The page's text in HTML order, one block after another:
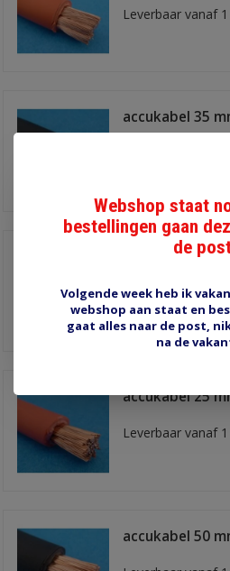
Leverbaar vanaf
accukabel 35
zwart
accukabel 25
Leverbaar vanaf
accukabel 25
Leverbaar vanaf
accukabel 50
Webshop staat
bestellingen gaan
de
Volgende week heb ik
webshop aan staat en
gaat alles naar de post,
na de